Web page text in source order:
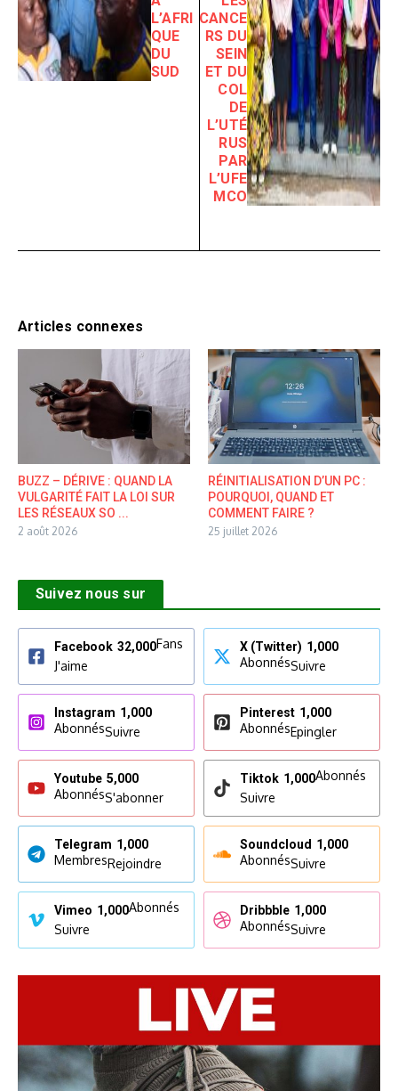
L’AFRI
QUE
DU
SUD
CANCE
RS DU
SEIN
ET DU
COL
DE
L’UTÉ
RUS
PAR
L’UFE
MCO
Articles connexes
BUZZ – DÉRIVE : QUAND LA
VULGARITÉ FAIT LA LOI SUR
LES RÉSEAUX SO ...
2 août 2026
RÉINITIALISATION D’UN PC :
POURQUOI, QUAND ET
COMMENT FAIRE ?
25 juillet 2026
Suivez nous sur
Facebook 32,000Fans
J'aime
X (Twitter) 1,000
AbonnésSuivre
Instagram 1,000
AbonnésSuivre
Pinterest 1,000
AbonnésEpingler
Youtube 5,000
AbonnésS'abonner
Tiktok 1,000Abonnés
Suivre
Telegram 1,000
MembresRejoindre
Soundcloud 1,000
AbonnésSuivre
Vimeo 1,000Abonnés
Suivre
Dribbble 1,000
AbonnésSuivre